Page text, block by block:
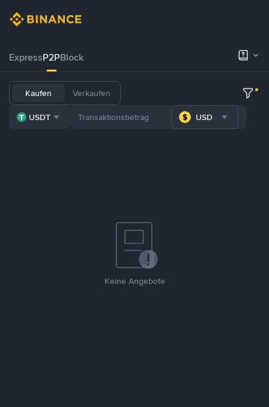
ExpressP2PBlock
Kaufen Verkaufen
USDT USD
Keine Angebote